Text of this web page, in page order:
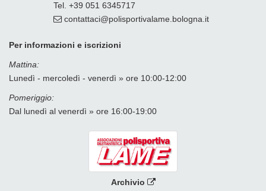
Tel. +39 051 6345717
contattaci
polisportivalame.bologna it
Per informazioni e iscrizioni
Mattina:
Lunedì - mercoledì - venerdì » ore 10:00-12:00
Pomeriggio:
Dal lunedì al venerdì » ore 16:00-19:00
Archivio